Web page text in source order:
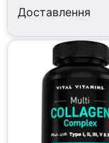
Доставлення